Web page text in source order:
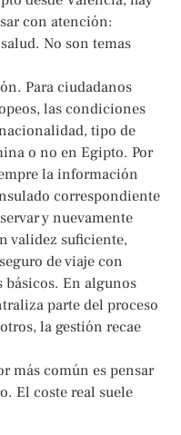
con atención:
No son temas
Para ciudadanos
las condiciones
tipo de
o no en Egipto. Por
la información
correspondiente
y nuevamente
validez suficiente,
de viaje con
básicos. En algunos
parte del proceso
la gestión recae
más común es pensar
El coste real suele